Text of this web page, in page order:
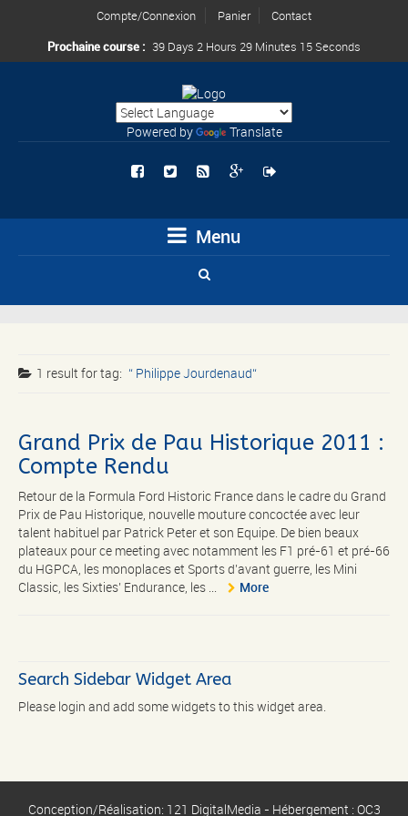
Compte/Connexion Panier
Contact
Prochaine course : 39 Days 2 Hours 29 Minutes 15 Seconds
Powered by Translate
Menu
1 result fortag: Philippe Jourdenaud
Grand Prix de Pau Historique 2011 :
Compte Rendu
Retour de la Formula Ford Historic France dans le cadre du Grand
Prix de Pau Historique, nouvelle mouture concoctée avec leur
talent habituel par Patrick Peter et son Equipe. De bien beaux
plateaux pour ce meeting avec notamment les F1 pré-61 et pré-66
du HGPCA, les monoplaces et Sports d’avant guerre, les Mini
Classic, les Sixties’ Endurance, les ...
More
Search Sidebar Widget Area
Please login and add some widgets to this widget area.
Conception/Réalisation: 121 DigitalMedia - Hébergement : OC3